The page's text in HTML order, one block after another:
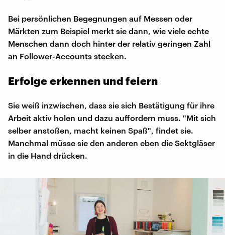
Bei persönlichen Begegnungen auf Messen oder
Märkten zum Beispiel merkt sie dann, wie viele echte
Menschen dann doch hinter der relativ geringen Zahl
an Follower-Accounts stecken.
Erfolge erkennen und feiern
Sie weiß inzwischen, dass sie sich Bestätigung für ihre
Arbeit aktiv holen und dazu auffordern muss. "Mit sich
selber anstoßen, macht keinen Spaß", findet sie.
Manchmal müsse sie den anderen eben die Sektgläser
in die Hand drücken.